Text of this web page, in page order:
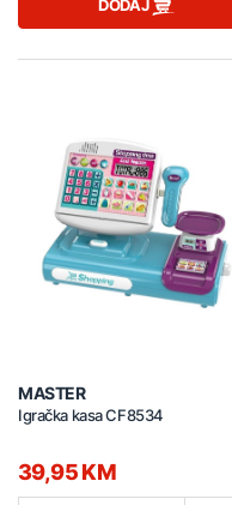
DODAJ
MASTER
Igračka kasa CF8534
39,95 KM